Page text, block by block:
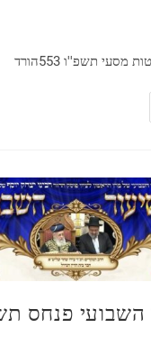
תשפ''ו 553הורד
השבועי פנחס